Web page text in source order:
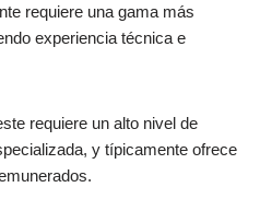
requiere una gama más
experiencia técnica e
requiere un alto nivel de
y típicamente ofrece